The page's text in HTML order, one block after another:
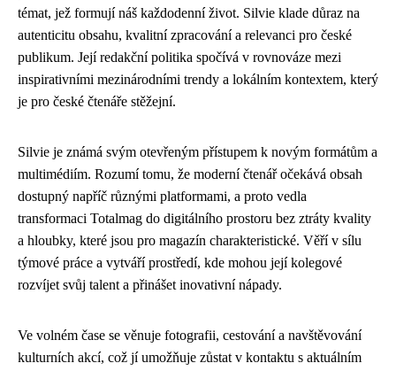
témat, jež formují náš každodenní život. Silvie klade důraz na
autenticitu obsahu, kvalitní zpracování a relevanci pro české
publikum. Její redakční politika spočívá v rovnováze mezi
inspirativními mezinárodními trendy a lokálním kontextem, který
je pro české čtenáře stěžejní.
Silvie je známá svým otevřeným přístupem k novým formátům a
multimédiím. Rozumí tomu, že moderní čtenář očekává obsah
dostupný napříč různými platformami, a proto vedla
transformaci Totalmag do digitálního prostoru bez ztráty kvality
a hloubky, které jsou pro magazín charakteristické. Věří v sílu
týmové práce a vytváří prostředí, kde mohou její kolegové
rozvíjet svůj talent a přinášet inovativní nápady.
Ve volném čase se věnuje fotografii, cestování a navštěvování
kulturních akcí, což jí umožňuje zůstat v kontaktu s aktuálním